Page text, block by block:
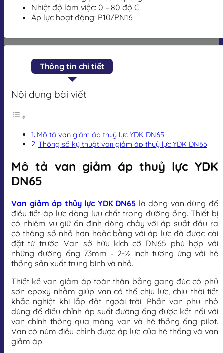
Nhiệt độ làm việc: 0 – 80 độ C
Áp lực hoạt động: P10/PN16
Thông tin chi tiết
Nội dung bài viết
Mô tả van giảm áp thuỷ lực YDK DN65
Thông số kỹ thuật van giảm áp thuỷ lực YDK DN65
Mô tả van giảm áp thuỷ lực YDK
DN65
Van giảm áp thủy lực YDK DN65 là dòng van dùng để
điều tiết áp lực dòng lưu chất trong đường ống. Thiết bị
có nhiệm vụ giữ ổn định dòng chảy với áp suất đầu ra
có thông số nhỏ hơn hoặc bằng với áp lực đã được cài
đặt từ trước. Van sở hữu kích cỡ DN65 phù hợp với
những đường ống 73mm – 2-½ inch tương ứng với hệ
thống sản xuất trung bình và nhỏ.
Thiết kế van giảm áp toàn thân bằng gang đúc có phủ
sơn epoxy nhằm giúp van có thể chịu lực, chịu thời tiết
khắc nghiệt khi lắp đặt ngoài trời. Phần van phụ nhỏ
dùng để điều chỉnh áp suất đường ống được kết nối với
van chính thông qua màng van và hệ thống ống pilot.
Van có núm điều chỉnh được áp lực của hệ thống và van
giảm áp.